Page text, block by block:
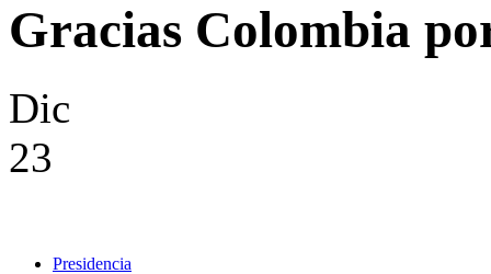
Gracias Colombia
Dic
23
Presidencia